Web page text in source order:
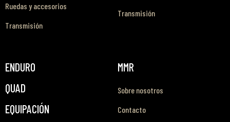
Ruedas y accesorios
Transmisión
Transmisión
ENDURO
QUAD
EQUIPACIÓN
MMR
Sobre nosotros
Contacto